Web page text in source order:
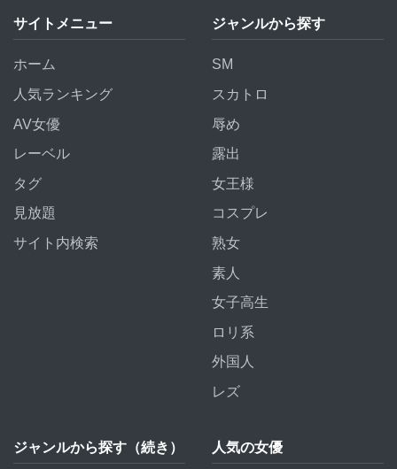
サイトメニュー
ホーム
人気ランキング
AV女優
レーベル
タグ
見放題
サイト内検索
ジャンルから探す
SM
スカトロ
辱め
露出
女王様
コスプレ
熟女
素人
女子高生
ロリ系
外国人
レズ
ジャンルから探す（続き） 人気の女優